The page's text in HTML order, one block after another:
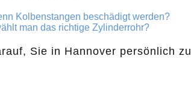
Kolbenstangen beschädigt werden?
man das richtige Zylinderrohr?
Sie in Hannover persönlich